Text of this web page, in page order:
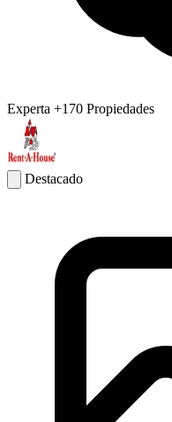
Experta +170 Propiedades
Destacado